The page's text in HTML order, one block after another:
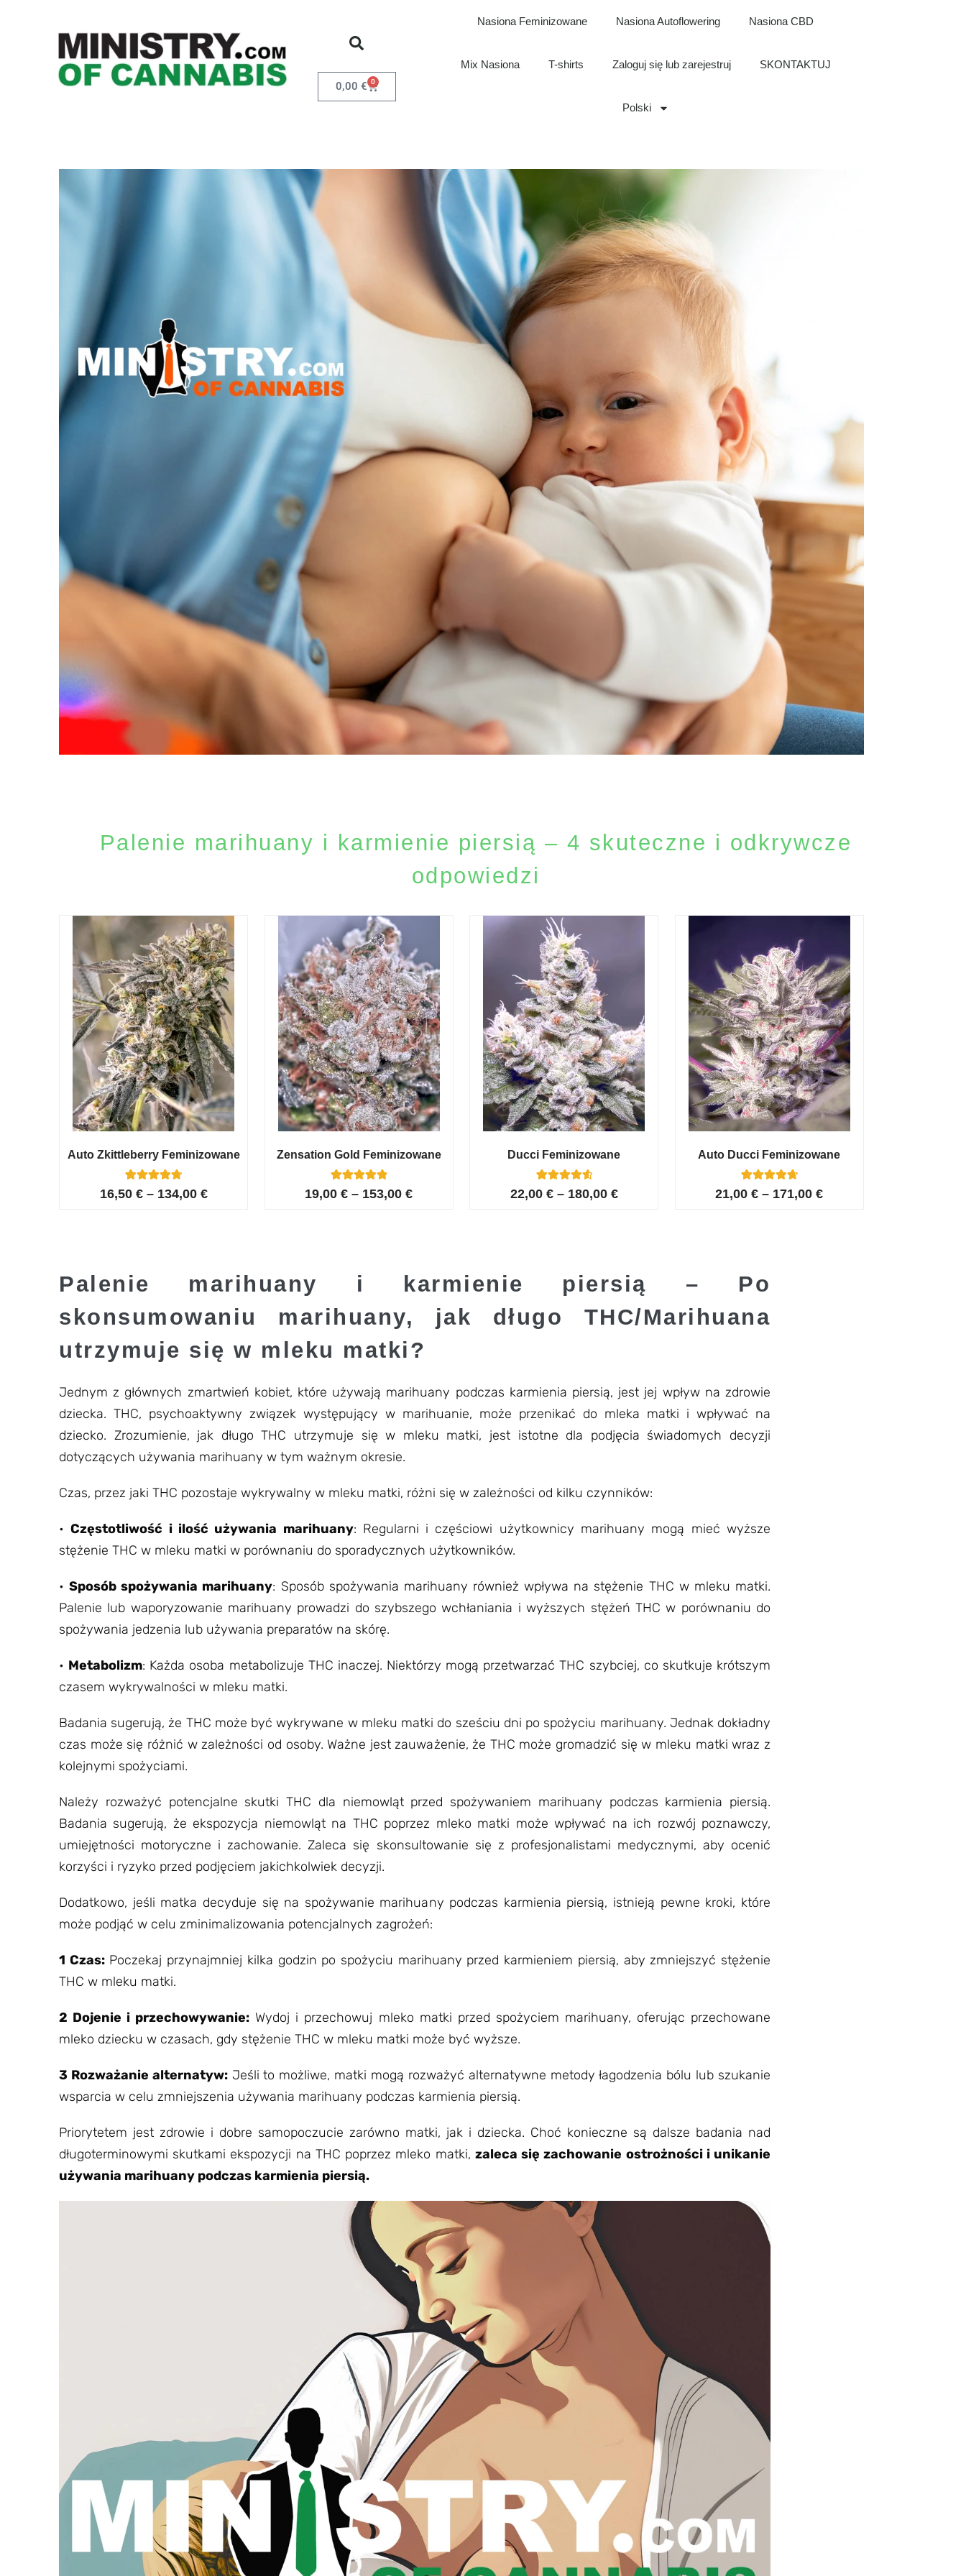
0,00 € 0
Nasiona Feminizowane Nasiona Autoflowering Nasiona CBD
Mix Nasiona T-shirts Zaloguj się lub zarejestruj SKONTAKTUJ
Polski
Palenie marihuany i karmienie piersią – 4 skuteczne i odkrywcze
odpowiedzi
Auto Zkittleberry Feminizowane
Oceniony
4.80
5
16,50 € – 134,00 €
Zensation Gold Feminizowane
Oceniony
5.00
6
19,00€ – 153,00€
Ducci Feminizowane
Oceniony
4.67
6
22,00 € – 180,00 €
Auto Ducci Feminizowane
Oceniony
4.75
4
21,00€ – 171,00€
Palenie marihuany i karmienie piersią – Po
skonsumowaniu marihuany, jak długo THC/Marihuana
utrzymuje się w mleku matki?
Jednym z głównych zmartwień kobiet, które używają marihuany podczas karmienia piersią, jest jej wpływ na zdrowie
dziecka. THC, psychoaktywny związek występujący w marihuanie, może przenikać do mleka matki i wpływać na
dziecko. Zrozumienie, jak długo THC utrzymuje się w mleku matki, jest istotne dla podjęcia świadomych decyzji
dotyczących używania marihuany w tym ważnym okresie.
Czas, przez jaki THC pozostaje wykrywalny w mleku matki, różni się w zależności od kilku czynników:
•Częstotliwość i ilość używania marihuany: Regularni i częściowi użytkownicy marihuany mogą mieć wyższe
stężenie THC w mleku matki w porównaniu do sporadycznych użytkowników.
•Sposób spożywania marihuany: Sposób spożywania marihuany również wpływa na stężenie THC w mleku matki.
Palenie lub waporyzowanie marihuany prowadzi do szybszego wchłaniania i wyższych stężeń THC w porównaniu do
spożywania jedzenia lub używania preparatów na skórę.
• Metabolizm: Każda osoba metabolizuje THC inaczej. Niektórzy mogą przetwarzać THC szybciej, co skutkuje krótszym
czasem wykrywalności w mleku matki.
Badania sugerują, że THC może być wykrywane w mleku matki do sześciu dni po spożyciu marihuany. Jednak dokładny
czas może się różnić w zależności od osoby. Ważne jest zauważenie, że THC może gromadzić się w mleku matki wraz z
kolejnymi spożyciami.
Należy rozważyć potencjalne skutki THC dla niemowląt przed spożywaniem marihuany podczas karmienia piersią.
Badania sugerują, że ekspozycja niemowląt na THC poprzez mleko matki może wpływać na ich rozwój poznawczy,
umiejętności motoryczne i zachowanie. Zaleca się skonsultowanie się z profesjonalistami medycznymi, aby ocenić
korzyści i ryzyko przed podjęciem jakichkolwiek decyzji.
Dodatkowo, jeśli matka decyduje się na spożywanie marihuany podczas karmienia piersią, istnieją pewne kroki, które
może podjąć w celu zminimalizowania potencjalnych zagrożeń:
1 Czas:Poczekaj przynajmniej kilka godzin po spożyciu marihuany przed karmieniem piersią, aby zmniejszyć stężenie
THC w mleku matki.
2 Dojenie i przechowywanie: Wydoj i przechowuj mleko matki przed spożyciem marihuany, oferując przechowane
mleko dziecku w czasach, gdy stężenie THC w mleku matki może być wyższe.
3 Rozważanie alternatyw:Jeśli to możliwe, matki mogą rozważyć alternatywne metody łagodzenia bólu lub szukanie
wsparcia w celu zmniejszenia używania marihuany podczas karmienia piersią.
Priorytetem jest zdrowie i dobre samopoczucie zarówno matki, jak i dziecka. Choć konieczne są dalsze badania nad
długoterminowymi skutkami ekspozycji na THC poprzez mleko matki, zaleca się zachowanie ostrożności i unikanie
używania marihuany podczas karmienia piersią.